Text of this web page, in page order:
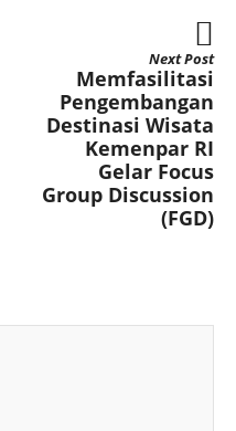
Next Post
Memfasilitasi
Pengembangan
Destinasi Wisata
Kemenpar RI
Gelar Focus
Group Discussion
(FGD)